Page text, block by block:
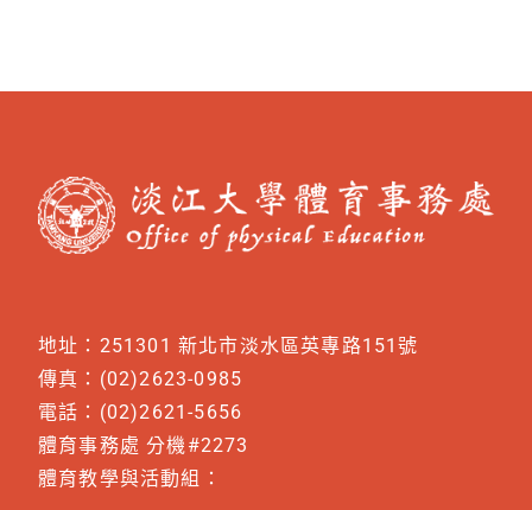
地址：251301 新北市淡水區英專路151號
傳真：(02)2623-0985
電話：(02)2621-5656
體育事務處 分機#2273
體育教學與活動組：